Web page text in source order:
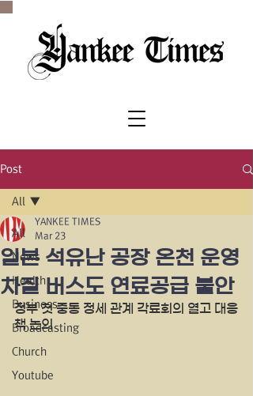
Post
All
News
Health
Business
Broadcasting
Church
Youtube
All
일본 석유난 공장 온천 운영
차질 버스도 연료공급 불안
YANKEE TIMES
Mar 23
정부 첫 중동 정세 관계 각료회의 열고 대응
책 논의